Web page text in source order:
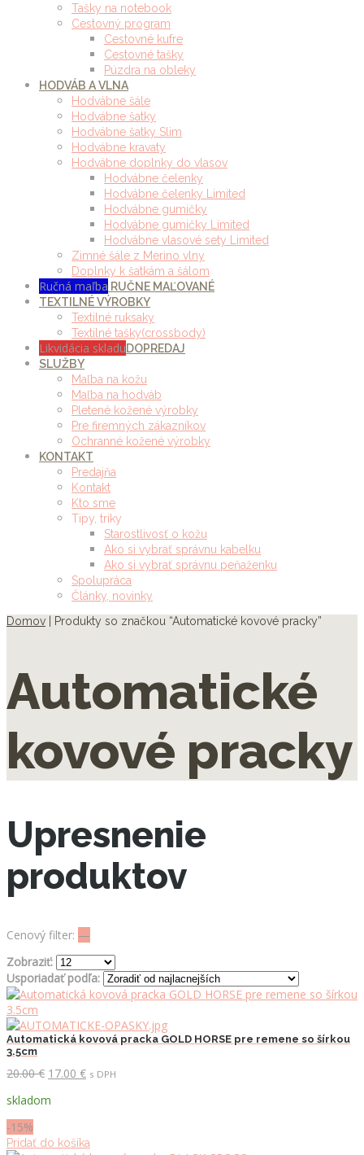
Tašky na notebook
Cestovný program
Cestovné kufre
Cestovné tašky
Púzdra na obleky
HODVÁB A VLNA
Hodvábne šále
Hodvábne šatky
Hodvábne šatky Slim
Hodvábne kravaty
Hodvábne doplnky do vlasov
Hodvábne čelenky
Hodvábne čelenky Limited
Hodvábne gumičky
Hodvábne gumičky Limited
Hodvábne vlasové sety Limited
Zimné šále z Merino vlny
Doplnky k šatkám a šálom
Ručná maľba RUČNE MAĽOVANÉ
TEXTILNÉ VÝROBKY
Textilné ruksaky
Textilné tašky(crossbody)
Likvidácia skladuDOPREDAJ
SLUŽBY
Maľba na kožu
Maľba na hodváb
Pletené kožené výrobky
Pre firemných zákazníkov
Ochranné kožené výrobky
KONTAKT
Predajňa
Kontakt
Kto sme
Tipy, triky
Starostlivosť o kožu
Ako si vybrať správnu kabelku
Ako si vybrať správnu peňaženku
Spolupráca
Články, novinky
Domov | Produkty so značkou “Automatické kovové pracky”
Automatické
kovové pracky
Upresnenie
produktov
Cenový filter: —
Zobraziť:
Usporiadať podľa:
Automatická kovová pracka GOLD HORSE pre remene so šírkou
3.5cm
20.00€ Pôvodná
bola:
17.00 €Aktuálna
s DPH
skladom
-15%
Pridať do košíka